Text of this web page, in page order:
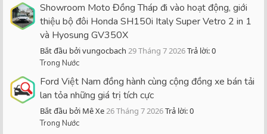
Showroom Moto Đồng Tháp đi vào hoạt động, giới
thiệu bộ đôi Honda SH150i Italy Super Vetro 2 in 1
và Hyosung GV350X
Bắt đầu bởi vungocbach 29 Tháng 7 2026Trả lời: 0
Trong Nước
Ford Việt Nam đồng hành cùng cộng đồng xe bán tải
lan tỏa những giá trị tích cực
Bắt đầu bởi Mê Xe 26 Tháng 7 2026Trả lời: 0
Trong Nước